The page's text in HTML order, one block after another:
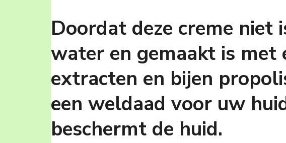
Doordat deze creme niet
water en gemaakt is met
extracten en bijen
een weldaad voor uw
beschermt de huid.